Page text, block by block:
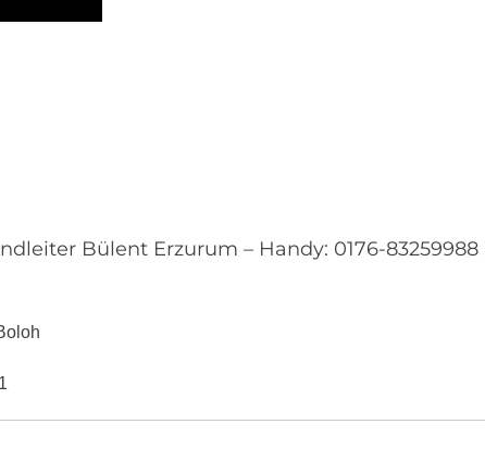
Bülent Erzurum – Handy: 0176-83259988